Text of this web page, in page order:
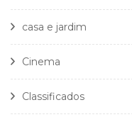
casa e jardim
Cinema
Classificados